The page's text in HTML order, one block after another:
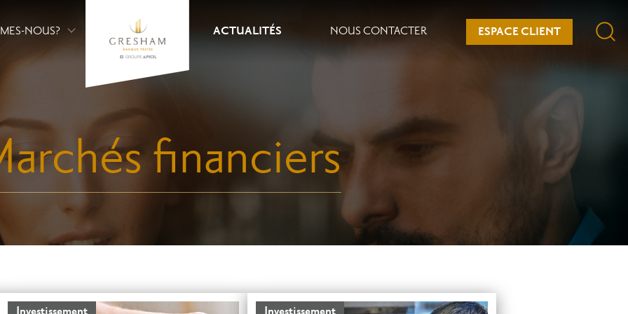
NOUS? ACTUALITÉS NOUS CONTACTER ESPACE CLIENT
financiers